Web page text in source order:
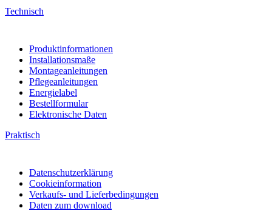
Technisch
Produktinformationen
Installationsmaße
Montageanleitungen
Pflegeanleitungen
Energielabel
Bestellformular
Elektronische Daten
Praktisch
Datenschutzerklärung
Cookieinformation
Verkaufs- und Lieferbedingungen
Daten zum download